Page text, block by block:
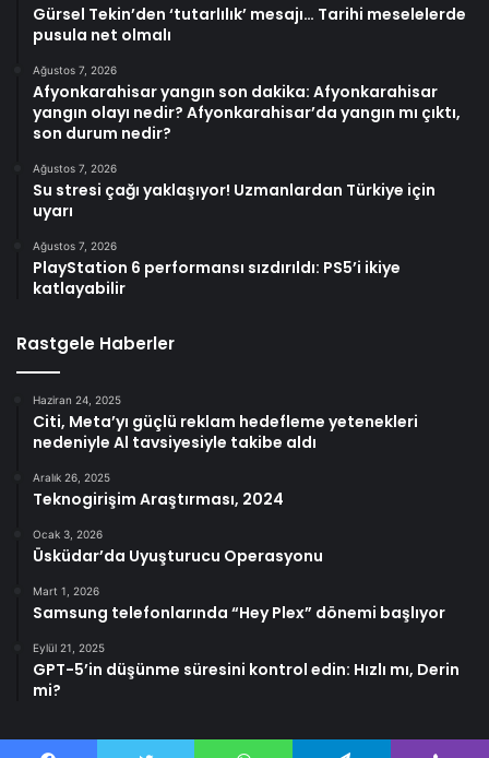
Gürsel Tekin’den ‘tutarlılık’ mesajı… Tarihi meselelerde
pusula net olmalı
Ağustos 7, 2026
Afyonkarahisar yangın son dakika: Afyonkarahisar
yangın olayı nedir? Afyonkarahisar’da yangın mı çıktı,
son durum nedir?
Ağustos 7, 2026
Su stresi çağı yaklaşıyor! Uzmanlardan Türkiye için
uyarı
Ağustos 7, 2026
PlayStation 6 performansı sızdırıldı: PS5’i ikiye
katlayabilir
Rastgele Haberler
Haziran 24, 2025
Citi, Meta’yı güçlü reklam hedefleme yetenekleri
nedeniyle Al tavsiyesiyle takibe aldı
Aralık 26, 2025
Teknogirişim Araştırması, 2024
Ocak 3, 2026
Üsküdar’da Uyuşturucu Operasyonu
Mart 1, 2026
Samsung telefonlarında “Hey Plex” dönemi başlıyor
Eylül 21, 2025
GPT-5’in düşünme süresini kontrol edin: Hızlı mı, Derin
mi?